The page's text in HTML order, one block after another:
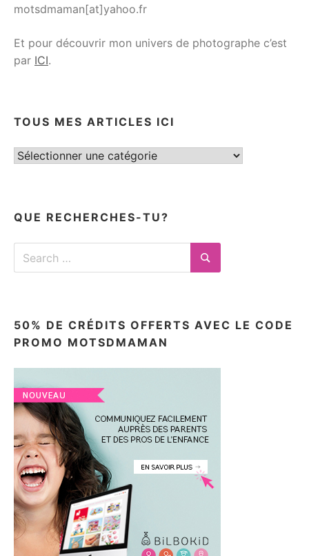
motsdmaman[at]yahoo.fr
Et pour découvrir mon univers de photographe c’est
par ICI.
TOUS MES ARTICLES ICI
Tous
QUE RECHERCHES-TU?
Search
for:
Search
50% DE CRÉDITS OFFERTS AVEC LE CODE
PROMO MOTSDMAMAN